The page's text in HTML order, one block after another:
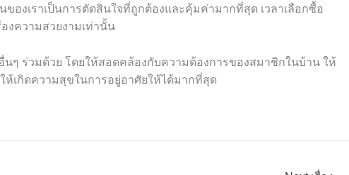
องเราเป็นการตัดสินใจที่ถูกต้องและคุ้มค่ามากที่สุด เวลาเลือกซื้อ
งความสวยงามเท่านั้น
ๆ ร่วมด้วย โดยให้สอดคล้องกับความต้องการของสมาชิกในบ้าน ให้
ห้เกิดความสุขในการอยู่อาศัยให้ได้มากที่สุด